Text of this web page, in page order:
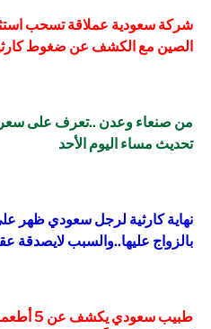
شركة سعودية عملاقة تسحب
الصين مع الكشف عن ضغوط
من صنعاء وعدن ..تعرف على سعر
تحديث مساء اليوم الأحد
نهاية كارثية لرجل سعودي ظهر
بالزواج عليها..والسبب لايصدقة
طبيب